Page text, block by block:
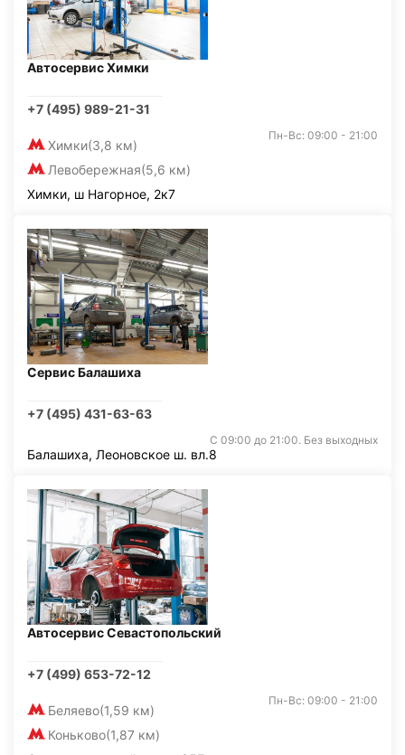
Автосервис Химки
+7 (495) 989-21-31
Химки(3,8 км)
Левобережная(5,6 км)
Пн-Вс: 09:00 - 21:00
Химки, ш Нагорное, 2к7
Сервис Балашиха
+7 (495) 431-63-63
С 09:00 до 21:00. Без выходных
Балашиха, Леоновское ш. вл.8
Автосервис Севастопольский
+7 (499) 653-72-12
Беляево(1,59 км)
Коньково(1,87 км)
Пн-Вс: 09:00 - 21:00